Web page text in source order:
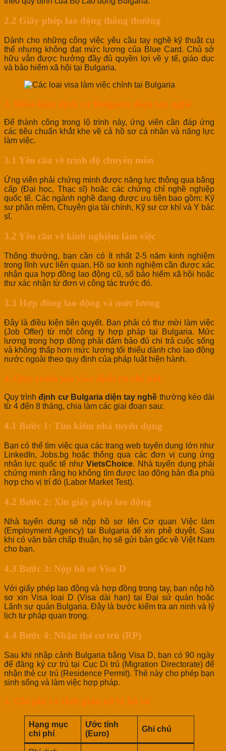
2.2 Giấy phép lao động thông thường
Dành cho những công việc yêu cầu tay nghề kỹ thuật cụ
thể nhưng không đạt mức lương của Blue Card. Chủ sở
hữu vẫn được hưởng đầy đủ quyền lợi về y tế, giáo dục
và bảo hiểm xã hội tại Bulgaria.
3. Điều kiện định cư Bulgaria diện tay nghề
Để thành công trong lộ trình này, ứng viên cần đáp ứng
các tiêu chuẩn khắt khe về cả hồ sơ cá nhân và năng lực
làm việc.
3.1 Yêu cầu về trình độ chuyên môn
Ứng viên phải chứng minh được năng lực thông qua bằng
cấp (Đại học, Thạc sĩ) hoặc các chứng chỉ nghề nghiệp
quốc tế. Các ngành nghề đang được ưu tiên bao gồm: Kỹ
sư phần mềm, Chuyên gia tài chính, Kỹ sư cơ khí và Y bác
sĩ.
3.2 Yêu cầu về kinh nghiệm làm việc
Thông thường, bạn cần có ít nhất 2-5 năm kinh nghiệm
trong lĩnh vực liên quan. Hồ sơ kinh nghiệm cần được xác
nhận qua hợp đồng lao động cũ, sổ bảo hiểm xã hội hoặc
thư xác nhận từ đơn vị công tác trước đó.
3.3 Hợp đồng lao động và mức lương
Đây là điều kiện tiên quyết. Bạn phải có thư mời làm việc
(Job Offer) từ một công ty hợp pháp tại Bulgaria. Mức
lương trong hợp đồng phải đảm bảo đủ chi trả cuộc sống
và không thấp hơn mức lương tối thiểu dành cho lao động
nước ngoài theo quy định của pháp luật hiện hành.
4. Quy trình xin visa định cư chi tiết
Quy trìnhđịnh cư Bulgaria diện tay nghề thường kéo dài
từ 4 đến 8 tháng, chia làm các giai đoạn sau:
4.1 Bước 1: Tìm kiếm nhà tuyển dụng
Bạn có thể tìm việc qua các trang web tuyển dụng lớn như
LinkedIn, Jobs.bg hoặc thông qua các đơn vị cung ứng
nhân lực quốc tế nhưVietsChoice. Nhà tuyển dụng phải
chứng minh rằng họ không tìm được lao động bản địa phù
hợp cho vị trí đó (Labor Market Test).
4.2 Bước 2: Xin giấy phép lao động
Nhà tuyển dụng sẽ nộp hồ sơ lên Cơ quan Việc làm
(Employment Agency) tại Bulgaria để xin phê duyệt. Sau
khi có văn bản chấp thuận, họ sẽ gửi bản gốc về Việt Nam
cho bạn.
4.3 Bước 3: Nộp hồ sơ Visa D
Với giấy phép lao động và hợp đồng trong tay, bạn nộp hồ
sơ xin Visa loại D (Visa dài hạn) tại Đại sứ quán hoặc
Lãnh sự quán Bulgaria. Đây là bước kiểm tra an ninh và lý
lịch tư pháp quan trọng.
4.4 Bước 4: Nhận thẻ cư trú (RP)
Sau khi nhập cảnh Bulgaria bằng Visa D, bạn có 90 ngày
để đăng ký cư trú tại Cục Di trú (Migration Directorate) để
nhận thẻ cư trú (Residence Permit). Thẻ này cho phép bạn
sinh sống và làm việc hợp pháp.
5. Chi phí và thời gian xử lý hồ sơ
Hạng mục
chi phí
Ước tính
(Euro)
Ghi chú